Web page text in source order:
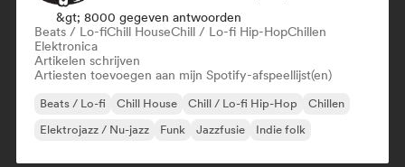
&gt; 8000 gegeven antwoorden
Beats / Lo-fiChill HouseChill / Lo-fi Hip-HopChillen
Elektronica
Artikelen schrijven
Artiesten toevoegen aan mijn Spotify-afspeellijst(en)
Beats / Lo-fi Chill House Chill / Lo-fi Hip-Hop
Chillen
Elektrojazz / Nu-jazz
Funk Jazzfusie Indie folk